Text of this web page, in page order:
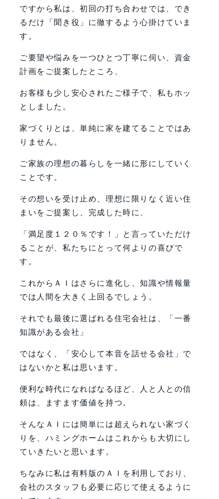
ですから私は、初回の打ち合わせでは、でき
るだけ「聞き役」に徹するよう心掛けていま
す。
ご要望や悩みを一つひとつ丁寧に伺い、資金
計画をご提案したところ、
お客様も少し安心されたご様子で、私もホッ
としました。
家づくりとは、単純に家を建てることではあ
りません。
ご家族の理想の暮らしを一緒に形にしていく
ことです。
その想いを受け止め、理想に限りなく近い住
まいをご提案し、完成した時に、
「満足度１２０％です！」と言っていただけ
ることが、私たちにとって何よりの喜びで
す。
これからＡＩはさらに進化し、知識や情報量
では人間を大きく上回るでしょう。
それでも最後に選ばれる住宅会社は、「一番
知識がある会社」
ではなく、「安心して本音を話せる会社」で
はないかと私は思います。
便利な時代になればなるほど、人と人との信
頼は、ますます価値を持つ。
そんなＡＩには簡単には超えられない家づく
りを、ハミングホームはこれからも大切にし
ていきたいと思います。
ちなみに私は有料版のＡＩを利用しており、
会社のスタッフも必要に応じて使えるように